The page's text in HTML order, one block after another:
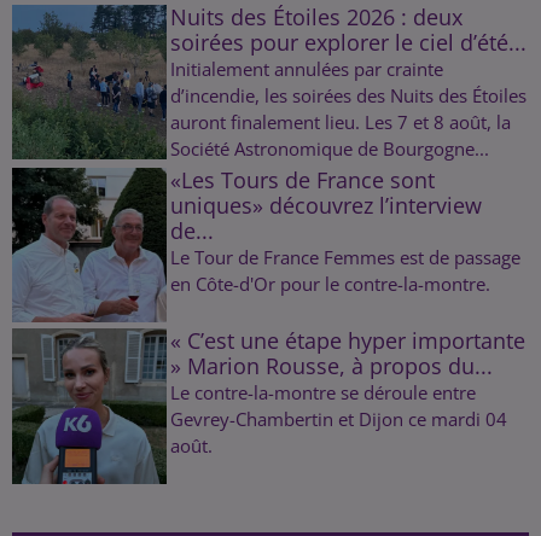
Nuits des Étoiles 2026 : deux
soirées pour explorer le ciel d’été...
Initialement annulées par crainte
d’incendie, les soirées des Nuits des Étoiles
auront finalement lieu. Les 7 et 8 août, la
Société Astronomique de Bourgogne...
«Les Tours de France sont
uniques» découvrez l’interview
de...
Le Tour de France Femmes est de passage
en Côte-d'Or pour le contre-la-montre.
« C’est une étape hyper importante
» Marion Rousse, à propos du...
Le contre-la-montre se déroule entre
Gevrey-Chambertin et Dijon ce mardi 04
août.